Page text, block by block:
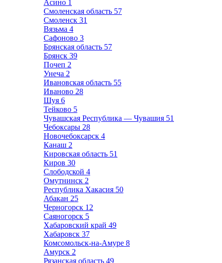
Асино 1
Смоленская область 57
Смоленск 31
Вязьма 4
Сафоново 3
Брянская область 57
Брянск 39
Почеп 2
Унеча 2
Ивановская область 55
Иваново 28
Шуя 6
Тейково 5
Чувашская Республика — Чувашия 51
Чебоксары 28
Новочебоксарск 4
Канаш 2
Кировская область 51
Киров 30
Слободской 4
Омутнинск 2
Республика Хакасия 50
Абакан 25
Черногорск 12
Саяногорск 5
Хабаровский край 49
Хабаровск 37
Комсомольск-на-Амуре 8
Амурск 2
Рязанская область 49